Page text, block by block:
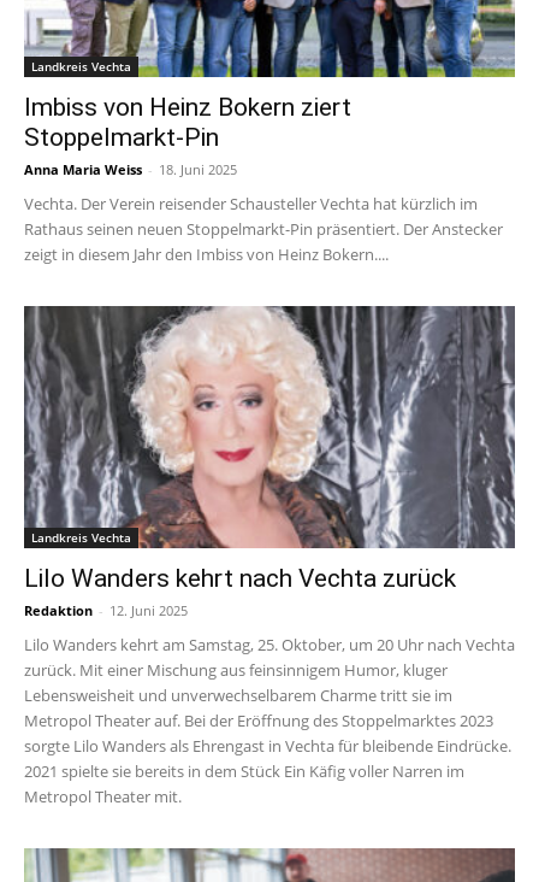
Landkreis Vechta
Imbiss von Heinz Bokern ziert
Stoppelmarkt-Pin
Anna Maria Weiss - 18. Juni 2025
Vechta. Der Verein reisender Schausteller Vechta hat kürzlich im
Rathaus seinen neuen Stoppelmarkt-Pin präsentiert. Der Anstecker
zeigt in diesem Jahr den Imbiss von Heinz Bokern....
Landkreis Vechta
Lilo Wanders kehrt nach Vechta zurück
Redaktion - 12. Juni 2025
Lilo Wanders kehrt am Samstag, 25. Oktober, um 20 Uhr nach Vechta
zurück. Mit einer Mischung aus feinsinnigem Humor, kluger
Lebensweisheit und unverwechselbarem Charme tritt sie im
Metropol Theater auf. Bei der Eröffnung des Stoppelmarktes 2023
sorgte Lilo Wanders als Ehrengast in Vechta für bleibende Eindrücke.
2021 spielte sie bereits in dem Stück Ein Käfig voller Narren im
Metropol Theater mit.